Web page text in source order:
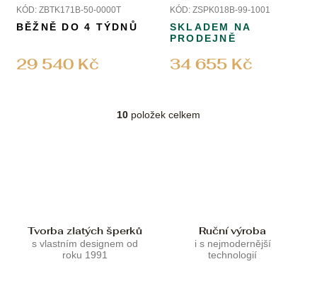
KÓD: ZBTK171B-50-0000T
29 540 Kč
BĚŽNĚ DO 4 TÝDNŮ
diamanty, rubíny a safíry
KÓD: ZSPK018B-99-1001
34 655 Kč
SKLADEM NA
PRODEJNĚ
O
10 položek celkem
Tvorba zlatých šperků
s vlastním designem od
roku 1991
Ruční výroba
i s nejmodernější
technologií